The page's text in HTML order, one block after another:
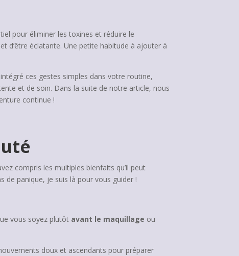
pour éliminer les toxines et réduire le
d’être éclatante. Une petite habitude à ajouter à
ces gestes simples dans votre routine,
et de soin. Dans la suite de notre article, nous
continue !
compris les multiples bienfaits qu’il peut
de panique, je suis là pour vous guider !
vous soyez plutôt avant le maquillage ou
doux et ascendants pour préparer